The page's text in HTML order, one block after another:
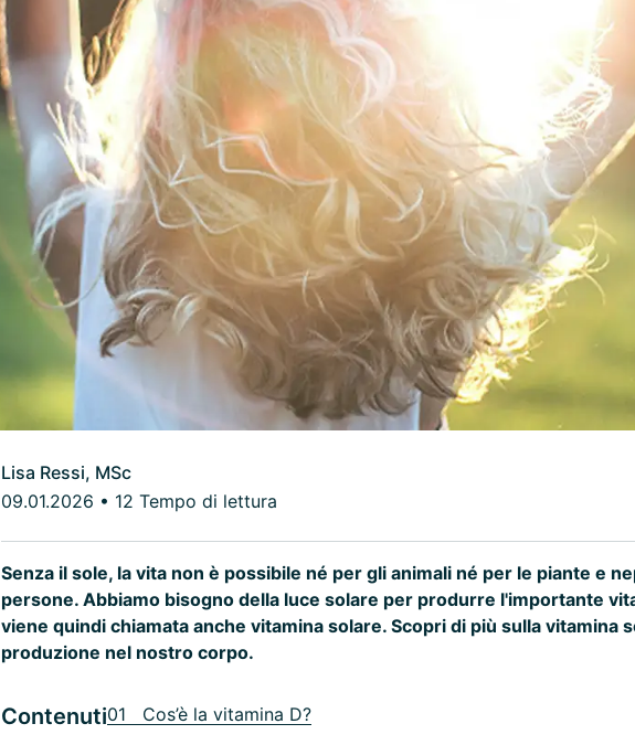
Lisa Ressi, MSc
09.01.2026 • 12 Tempo di lettura
Senza il sole, la vita non è possibile né per gli animali né per le piante e
persone. Abbiamo bisogno della luce solare per produrre l'importante
viene quindi chiamata anche vitamina solare. Scopri di più sulla vitamina
produzione nel nostro corpo.
Contenuti01 Cos’è la vitamina D?